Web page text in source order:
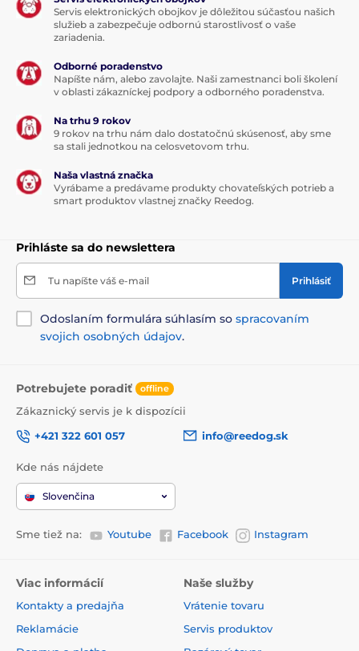
Servis elektronických obojkov je dôležitou súčasťou našich
služieb a zabezpečuje odbornú starostlivosť o vaše
zariadenia.
Odborné poradenstvo
Napíšte nám, alebo zavolajte. Naši zamestnanci boli školení
v oblasti zákazníckej podpory a odborného poradenstva.
Na trhu 9 rokov
9 rokov na trhu nám dalo dostatočnú skúsenosť, aby sme
sa stali jednotkou na celosvetovom trhu.
Naša vlastná značka
Vyrábame a predávame produkty chovateľských potrieb a
smart produktov vlastnej značky Reedog.
Prihláste sa do newslettera
Tu napíšte váš e-mail Prihlásiť
Odoslaním formulára súhlasím so spracovaním
svojich osobných údajov.
Potrebujete poradiť offline
Zákaznický servis je k dispozícii
+421 322 601 057
info@reedog.sk
Kde nás nájdete
Slovenčina
Sme tiež na: Youtube Facebook Instagram
Viac informácií
Kontakty a predajňa
Reklamácie
Naše služby
Vrátenie tovaru
Servis produktov